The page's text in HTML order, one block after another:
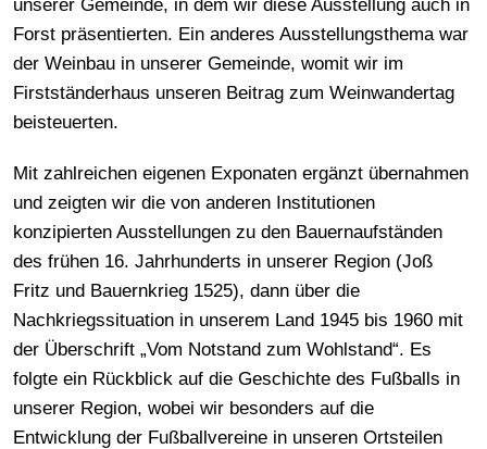
unserer Gemeinde, in dem wir diese Ausstellung auch in
Forst präsentierten. Ein anderes Ausstellungsthema war
der Weinbau in unserer Gemeinde, womit wir im
Firstständerhaus unseren Beitrag zum Weinwandertag
beisteuerten.
Mit zahlreichen eigenen Exponaten ergänzt übernahmen
und zeigten wir die von anderen Institutionen
konzipierten Ausstellungen zu den Bauernaufständen
des frühen 16. Jahrhunderts in unserer Region (Joß
Fritz und Bauernkrieg 1525), dann über die
Nachkriegssituation in unserem Land 1945 bis 1960 mit
der Überschrift „Vom Notstand zum Wohlstand“. Es
folgte ein Rückblick auf die Geschichte des Fußballs in
unserer Region, wobei wir besonders auf die
Entwicklung der Fußballvereine in unseren Ortsteilen